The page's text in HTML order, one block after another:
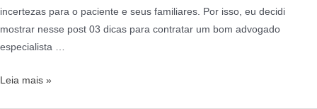
incertezas para o paciente e seus familiares. Por isso, eu decidi
mostrar nesse post 03 dicas para contratar um bom advogado
especialista …
Leia mais »